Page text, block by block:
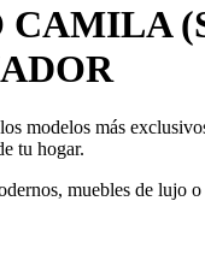
modelos más
tu hogar.
muebles de